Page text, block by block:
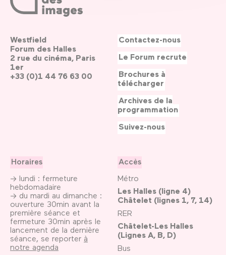
Westfield
Forum des Halles
2 rue du cinéma, Paris
1er
+33 (0)1 44 76 63 00
Horaires
→ lundi : fermeture
hebdomadaire
→ du mardi au dimanche :
ouverture 30min avant la
première séance et
fermeture 30min après le
lancement de la dernière
séance, se reporter à
notre agenda
Accès
Métro
Les Halles (ligne 4)
Châtelet (lignes 1, 7, 14)
RER
Châtelet-Les Halles
(Lignes A, B, D)
Bus
Contactez-nous
Le Forum recrute
Brochures à
télécharger
Archives de la
programmation
Suivez-nous